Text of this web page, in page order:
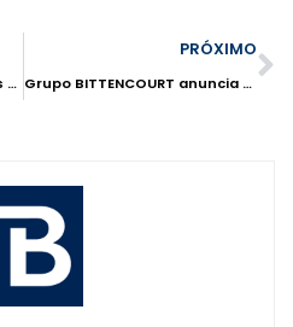
Strip Malls: o que são e quais as vantagens para seu negócio?
PRÓXIMO
Grupo BITTENCOURT anuncia filial no Rio Grande do Sul